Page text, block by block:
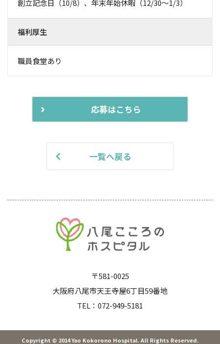
創立記念日（10/8）、年末年始休暇（12/30～1/3）
福利厚生
職員食堂あり
応募はこちら
一覧へ戻る
〒581-0025
大阪府八尾市天王寺屋6丁目59番地
TEL： 072-949-5181
Copyright © 2014 Yao Kokorono Hospital. All Rights Reserved.